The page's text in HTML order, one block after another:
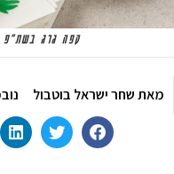
קפה גרג בשת"פ
מאתשחר ישראל בוטבול